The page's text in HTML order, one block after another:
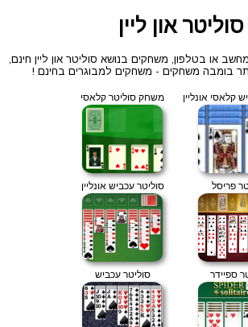
סוליטר און ליין
במחשב או בטלפון, משחקים בנושא סוליטר און ליין חינם,
בומבה משחקים - משחקים למבוגרים בחינם !
קלאסי אונליין משחק סוליטר קלאסי
פריסל סוליטר עכביש אונליין
ספיידר סוליטר עכביש